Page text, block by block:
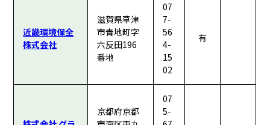
近畿環境保全
株式会社
滋賀県草津
市青地町字
六反田196
番地
07
7-
56
4-
15
02
有
京都府京都
07
5-